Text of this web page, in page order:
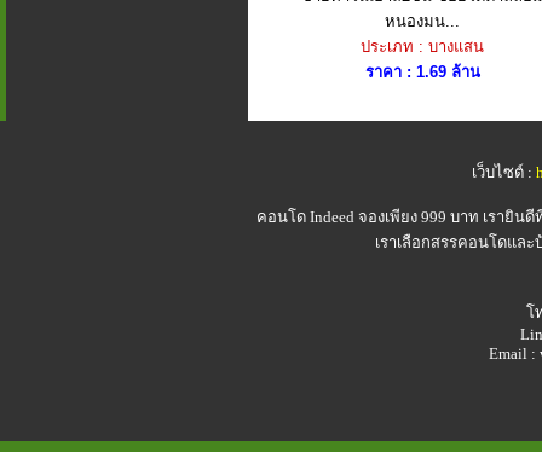
หนองมน...
ประเภท : บางแสน
ราคา : 1.69 ล้าน
เว็บไซต์ :
คอนโด Indeedจองเพียง 999 บาท เรายิน
เราเลือกสรรคอนโดแล
โ
Email :